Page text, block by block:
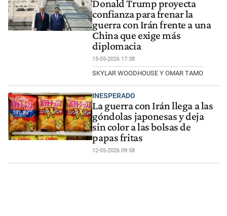
Donald Trump proyecta
confianza para frenar la
guerra con Irán frente a una
China que exige más
diplomacia
15-05-2026 17:38
SKYLAR WOODHOUSE Y OMAR TAMO
INESPERADO
La guerra con Irán llega a las
góndolas japonesas y deja
sin color a las bolsas de
papas fritas
12-05-2026 09:58